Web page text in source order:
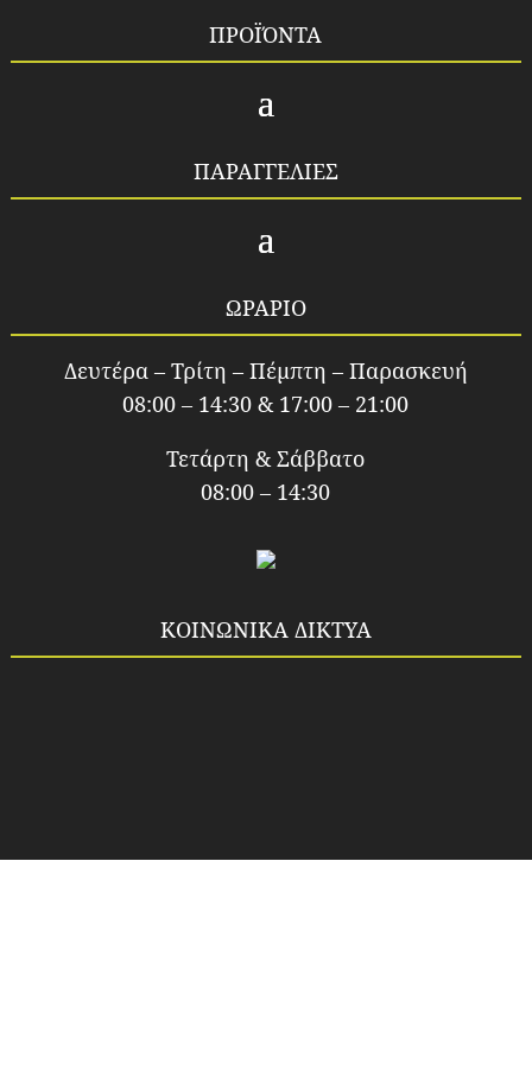
ΠΡΟΪΌΝΤΑ
ΠΑΡΑΓΓΕΛΙΕΣ
ΩΡΑΡΙΟ
Δευτέρα – Τρίτη – Πέμπτη – Παρασκευή
08:00 – 14:30 & 17:00 – 21:00
Τετάρτη & Σάββατο
08:00 – 14:30
ΚΟΙΝΩΝΙΚΑ ΔΙΚΤΥΑ